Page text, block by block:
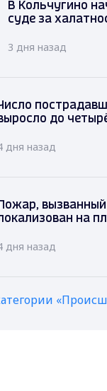
В Кольчугино
суде за
3 дня назад
до
дня назад
Пожар,
на
дня назад